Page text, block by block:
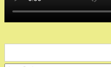
for: